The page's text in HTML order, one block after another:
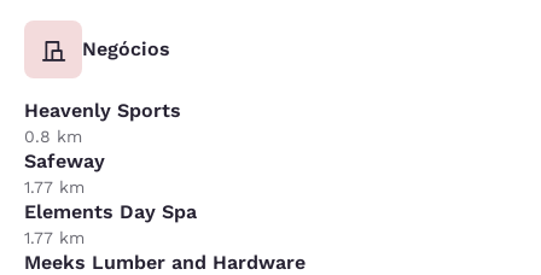
Negócios
Heavenly Sports
0.8 km
Safeway
1.77 km
Elements Day Spa
1.77 km
Meeks Lumber and Hardware